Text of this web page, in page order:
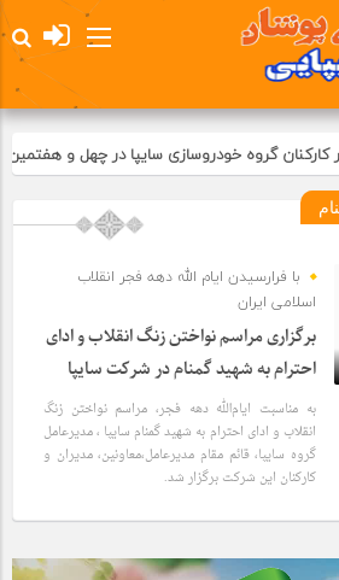
گروه خودروسازی سایپا در چهل و هفتمین
با فرارسیدن ایام الله دهه فجر انقلاب
اسلامی ایران
برگزاری مراسم نواختن زنگ انقلاب و ادای
احترام به شهید گمنام در شرکت سایپا
به مناسبت ایام‌الله دهه فجر، مراسم نواختن زنگ
انقلاب و ادای احترام به شهید گمنام سایپا ، مدیرعامل
گروه سایپا، قائم مقام مدیرعامل،معاونین، مدیران و
کارکنان این شرکت برگزار شد.